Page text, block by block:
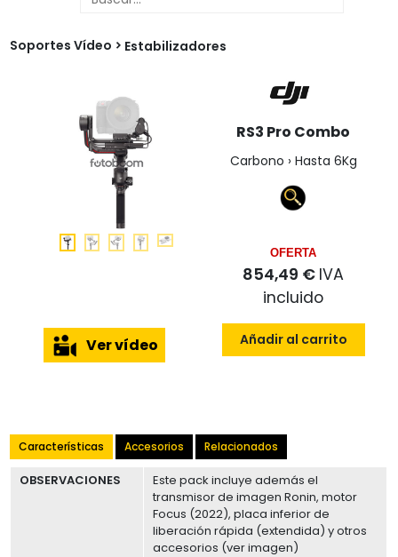
Soportes Vídeo Estabilizadores
Ver vídeo
RS3 Pro Combo
Carbono › Hasta 6Kg
OFERTA
854,49 € IVA
incluido
Añadir al carrito
Características Accesorios Relacionados
OBSERVACIONES
Este pack incluye además el
transmisor de imagen Ronin, motor
Focus (2022), placa inferior de
liberación rápida (extendida) y otros
accesorios (ver imagen)